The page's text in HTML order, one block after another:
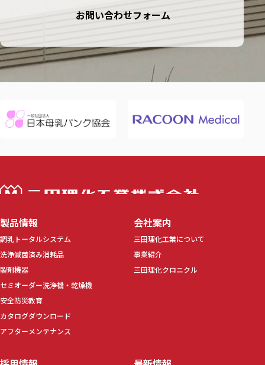
お問い合わせフォーム
製品情報
調乳トータルシステム
洗浄滅菌済み消耗品
製剤機器
セミオーダー洗浄機・乾燥機
安全防災教育
カタログダウンロード
アフターメンテナンス
会社案内
三田理化工業について
事業紹介
三田理化クロニクル